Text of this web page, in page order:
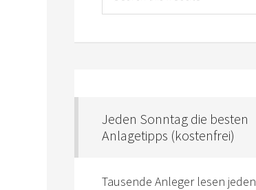
Jeden Sonntag die besten
Anlagetipps (kostenfrei)
Tausende Anleger lesen jeden